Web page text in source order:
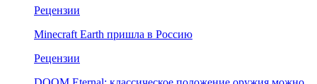
Рецензии
Minecraft Earth пришла в Россию
Рецензии